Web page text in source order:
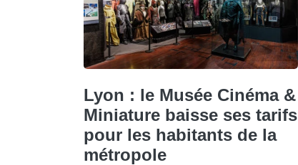
Lyon : le Musée Cinéma &
Miniature baisse ses tarifs
pour les habitants de la
métropole